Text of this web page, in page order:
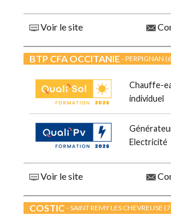
Voir le site
BTP CFA OCCITANIE - PERPIGNAN
Chauffe-
individuel
Electricité
Voir le site
COSTIC - SAINT REMY LES CHEVREUSE